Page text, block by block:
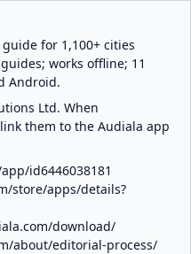
for 1,100+ cities
works offline; 11
Android.
Ltd. When
them to the Audiala app
id6446038181
store/apps/details?
download/
about/editorial-process/